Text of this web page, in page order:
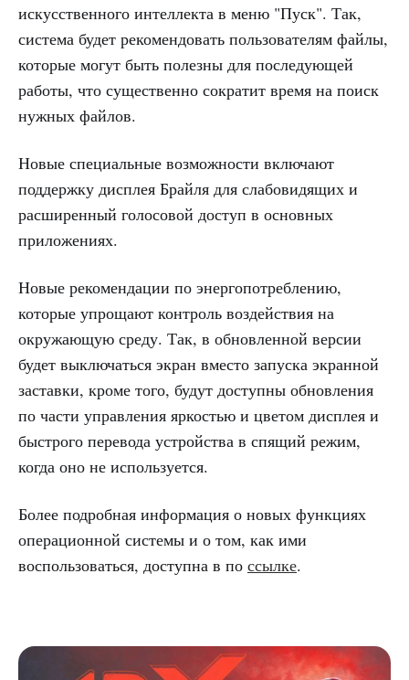
искусственного интеллекта в меню "Пуск". Так,
система будет рекомендовать пользователям файлы,
которые могут быть полезны для последующей
работы, что существенно сократит время на поиск
нужных файлов.
Новые специальные возможности включают
поддержку дисплея Брайля для слабовидящих и
расширенный голосовой доступ в основных
приложениях.
Новые рекомендации по энергопотреблению,
которые упрощают контроль воздействия на
окружающую среду. Так, в обновленной версии
будет выключаться экран вместо запуска экранной
заставки, кроме того, будут доступны обновления
по части управления яркостью и цветом дисплея и
быстрого перевода устройства в спящий режим,
когда оно не используется.
Более подробная информация о новых функциях
операционной системы и о том, как ими
воспользоваться, доступна в по ссылке.